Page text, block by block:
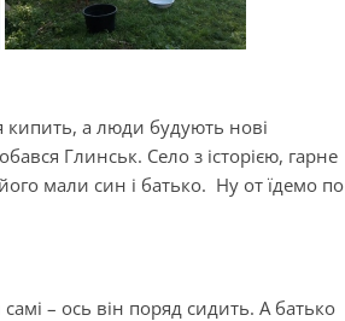
кипить, а люди будують нові
Глинськ. Село з історією, гарне
мали син і батько. Ну от їдемо по
– ось він поряд сидить. А батько